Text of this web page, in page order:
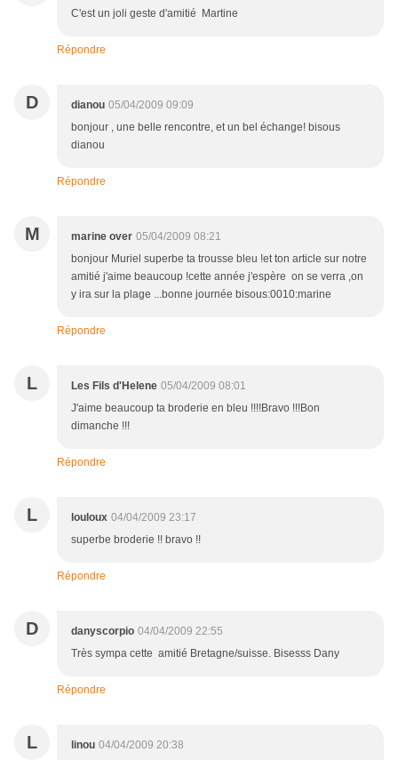
C'est un joli geste d'amitié Martine
Répondre
D dianou 05/04/2009 09:09
bonjour , une belle rencontre, et un bel échange! bisous
dianou
Répondre
M marine over 05/04/2009 08:21
bonjour Muriel superbe ta trousse bleu !et ton article sur notre
amitié j'aime beaucoup !cette année j'espère on se verra ,on
y ira sur la plage ...bonne journée bisous:0010:marine
Répondre
L Les Fils d'Helene 05/04/2009 08:01
J'aime beaucoup ta broderie en bleu !!!!Bravo !!!Bon
dimanche !!!
Répondre
L louloux 04/04/2009 23:17
superbe broderie !! bravo !!
Répondre
D danyscorpio 04/04/2009 22:55
Très sympa cette amitié Bretagne/suisse. Bisesss Dany
Répondre
L linou 04/04/2009 20:38